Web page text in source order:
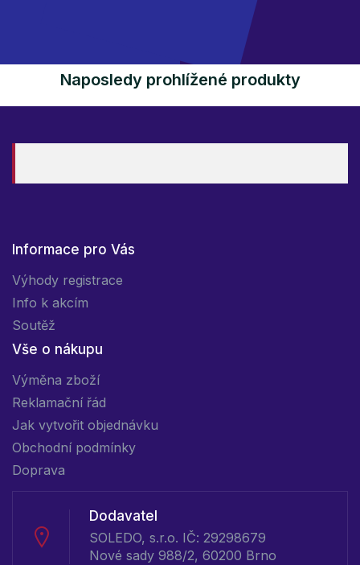
Naposledy prohlížené produkty
Informace pro Vás
Výhody registrace
Info k akcím
Soutěž
Vše o nákupu
Výměna zboží
Reklamační řád
Jak vytvořit objednávku
Obchodní podmínky
Doprava
Dodavatel
SOLEDO, s.r.o. IČ: 29298679
Nové sady 988/2, 60200 Brno